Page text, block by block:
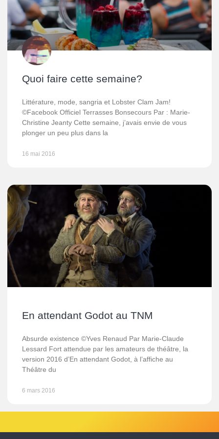
Quoi faire cette semaine?
Littérature, mode, sangria et Lobster Clam Jam!
©Facebook Officiel Terrasses Bonsecours Par : Marie-
Christine Jeanty Cette semaine, j’avais envie de vous
plonger un peu plus dans la
16 mai 2016
En attendant Godot au TNM
Absurde existence ©Yves Renaud Par Marie-Claude
Lessard Fort attendue par les amateurs de théâtre, la
version 2016 d’En attendant Godot, à l’affiche au
Théâtre du
6 mars 2016